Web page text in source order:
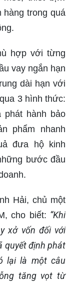
hàng trong quá
hợp với từng
vay ngắn hạn
dài hạn với
3 hình thức:
phát hành bảo
phẩm nhanh
đưa hộ kinh
bước đầu
Hải, chủ một
cho biết: “Khi
xở vốn đối với
quyết định phát
lại là một câu
tăng vọt từ